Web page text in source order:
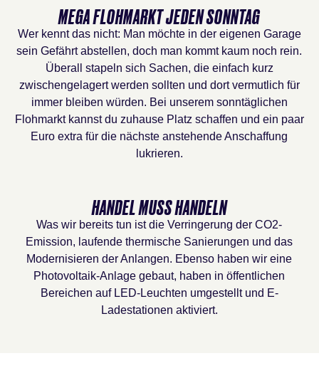
MEGA FLOHMARKT JEDEN SONNTAG
Wer kennt das nicht: Man möchte in der eigenen Garage
sein Gefährt abstellen, doch man kommt kaum noch rein.
Überall stapeln sich Sachen, die einfach kurz
zwischengelagert werden sollten und dort vermutlich für
immer bleiben würden. Bei unserem sonntäglichen
Flohmarkt kannst du zuhause Platz schaffen und ein paar
Euro extra für die nächste anstehende Anschaffung
lukrieren.
HANDEL MUSS HANDELN
Was wir bereits tun ist die Verringerung der CO2-
Emission, laufende thermische Sanierungen und das
Modernisieren der Anlangen. Ebenso haben wir eine
Photovoltaik-Anlage gebaut, haben in öffentlichen
Bereichen auf LED-Leuchten umgestellt und E-
Ladestationen aktiviert.